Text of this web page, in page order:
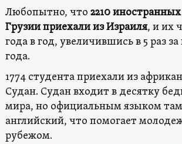
Любопытно, что 2210
Грузии приехали из Израиля, и их
года в год, увеличившись в 5 раз
года.
1774 студента приехали из
Судан. Судан входит в десятку
мира, но официальным языком там
английский, что помогает
рубежом.